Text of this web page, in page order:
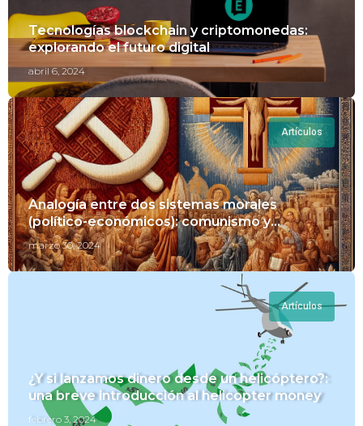
Tecnologías blockchain y criptomonedas:
explorando el futuro digital
abril 6, 2024
Artículos
Analogía entre dos sistemas morales
(político-económicos): comunismo y
cristianismo
marzo 30, 2024
Artículos
¿Y si lanzamos dinero desde un helicóptero?:
una breve introducción al helicopter money
febrero 3, 2024